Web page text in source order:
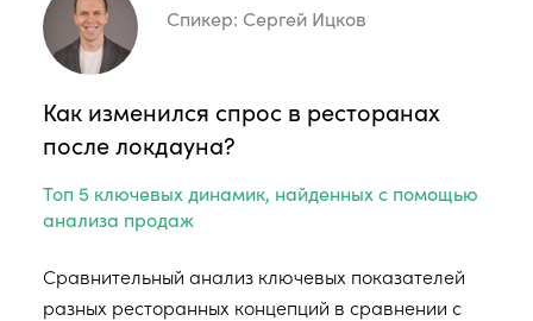
Спикер: Сергей Ицков
Как изменился спрос в ресторанах
после локдауна?
Топ 5 ключевых динамик, найденных с помощью
анализа продаж
Сравнительный анализ ключевых показателей
разных ресторанных концепций в сравнении с